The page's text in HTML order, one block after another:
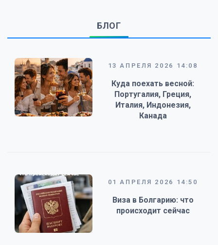
БЛОГ
13 АПРЕЛЯ 2026 14:08
Куда поехать весной:
Португалия, Греция,
Италия, Индонезия,
Канада
01 АПРЕЛЯ 2026 14:50
Виза в Болгарию: что
происходит сейчас